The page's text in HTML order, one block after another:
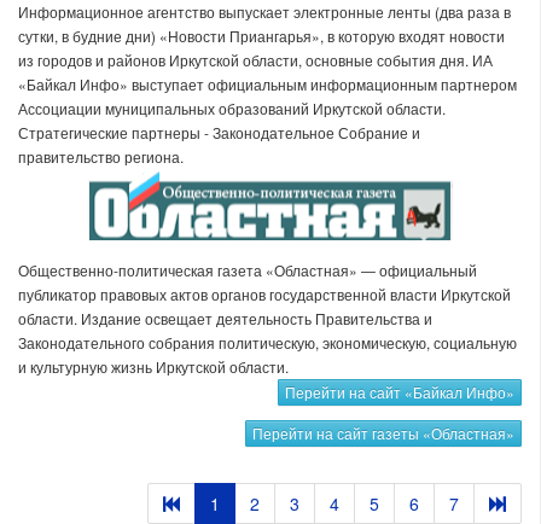
Информационное агентство выпускает электронные ленты (два раза в
сутки, в будние дни) «Новости Приангарья», в которую входят новости
из городов и районов Иркутской области, основные события дня. ИА
«Байкал Инфо» выступает официальным информационным партнером
Ассоциации муниципальных образований Иркутской области.
Стратегические партнеры - Законодательное Собрание и
правительство региона.
Общественно-политическая газета «Областная» — официальный
публикатор правовых актов органов государственной власти Иркутской
области. Издание освещает деятельность Правительства и
Законодательного собрания политическую, экономическую, социальную
и культурную жизнь Иркутской области.
Перейти на сайт «Байкал Инфо»
Перейти на сайт газеты «Областная»
1 2 3 4 5 6 7